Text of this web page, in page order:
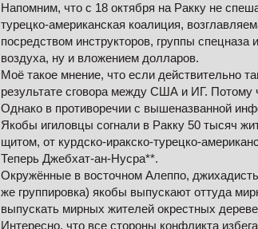
Напомним, что с 18 октября на Ракку не
турецко-американская коалиция,
посредством инструкторов, группы
воздуха, ну и вложением долларов.
Моё такое мнение, что если действительно
результате сговора между США и ИГ. Потому
Однако в противоречии с вышеназванной
Якобы игиловцы согнали в Ракку 50 тысяч
щитом, от курдско-иракско-турецко-
Теперь Джебхат-ан-Нусра**.
Окружённые в восточном Алеппо,
же группировка) якобы выпускают оттуда
выпускать мирных жителей окрестных
Интересно, что все стороны конфликта